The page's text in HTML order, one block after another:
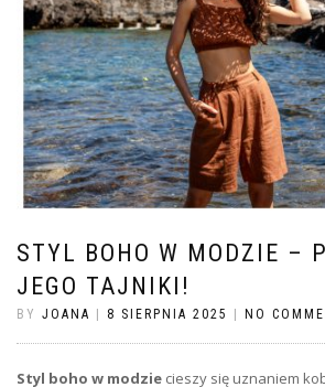
STYL BOHO W MODZIE –
JEGO TAJNIKI!
BY JOANA 8 SIERPNIA 2025 NO
Styl boho w modzie cieszy się uznaniem